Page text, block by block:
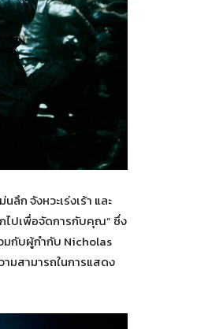
ก จังหวะเร่งเร้า และ
ไปเพื่อจัดการกับคุณ” ซึ่ง
มกับผู้กำกับ Nicholas
มสามารถในการแสดง